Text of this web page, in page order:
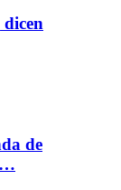
dicen
de